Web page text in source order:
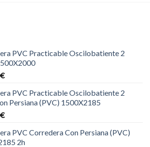
PVC Practicable Oscilobatiente 2
€
PVC Practicable Oscilobatiente 2
Persiana (PVC) 1500X2185
€
PVC Corredera Con Persiana (PVC)
2h